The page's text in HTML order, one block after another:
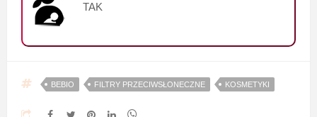
TAK
BEBIO FILTRY PRZECIWSŁONECZNE KOSMETYKI